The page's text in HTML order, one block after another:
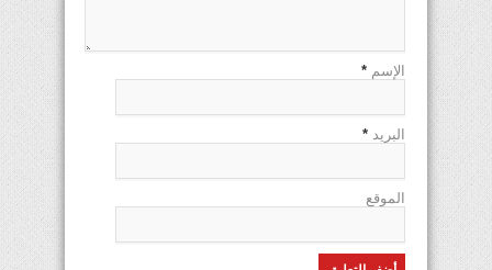
الإسم *
البريد *
الموقع